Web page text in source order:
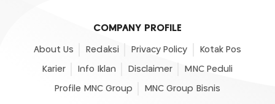
COMPANY PROFILE
About Us Redaksi Privacy Policy Kotak Pos
Karier Info Iklan Disclaimer MNC Peduli
Profile MNC Group MNC Group Bisnis